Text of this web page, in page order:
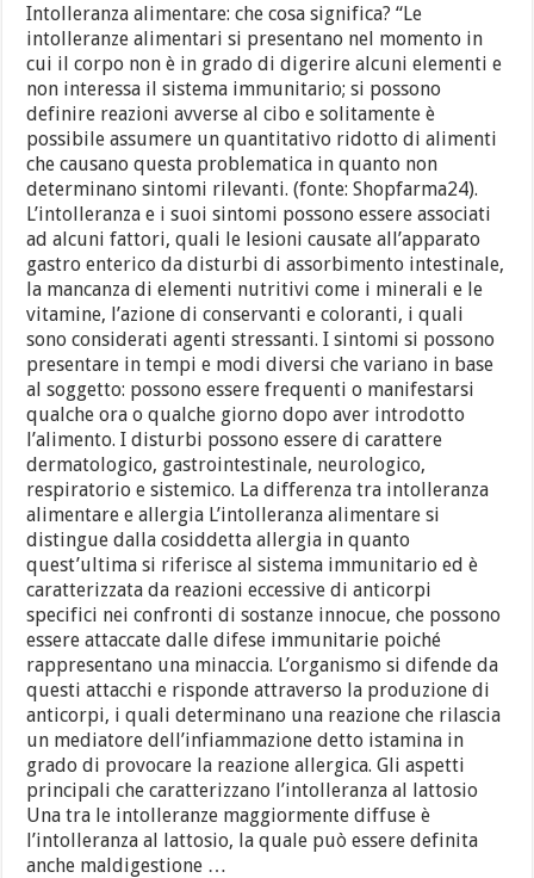
Intolleranza alimentare: che cosa significa? “Le
intolleranze alimentari si presentano nel momento in
cui il corpo non è in grado di digerire alcuni elementi e
non interessa il sistema immunitario; si possono
definire reazioni avverse al cibo e solitamente è
possibile assumere un quantitativo ridotto di alimenti
che causano questa problematica in quanto non
determinano sintomi rilevanti. (fonte: Shopfarma24).
L’intolleranza e i suoi sintomi possono essere associati
ad alcuni fattori, quali le lesioni causate all’apparato
gastro enterico da disturbi di assorbimento intestinale,
la mancanza di elementi nutritivi come i minerali e le
vitamine, l’azione di conservanti e coloranti, i quali
sono considerati agenti stressanti. I sintomi si possono
presentare in tempi e modi diversi che variano in base
al soggetto: possono essere frequenti o manifestarsi
qualche ora o qualche giorno dopo aver introdotto
l’alimento. I disturbi possono essere di carattere
dermatologico, gastrointestinale, neurologico,
respiratorio e sistemico. La differenza tra intolleranza
alimentare e allergia L’intolleranza alimentare si
distingue dalla cosiddetta allergia in quanto
quest’ultima si riferisce al sistema immunitario ed è
caratterizzata da reazioni eccessive di anticorpi
specifici nei confronti di sostanze innocue, che possono
essere attaccate dalle difese immunitarie poiché
rappresentano una minaccia. L’organismo si difende da
questi attacchi e risponde attraverso la produzione di
anticorpi, i quali determinano una reazione che rilascia
un mediatore dell’infiammazione detto istamina in
grado di provocare la reazione allergica. Gli aspetti
principali che caratterizzano l’intolleranza al lattosio
Una tra le intolleranze maggiormente diffuse è
l’intolleranza al lattosio, la quale può essere definita
anche maldigestione …